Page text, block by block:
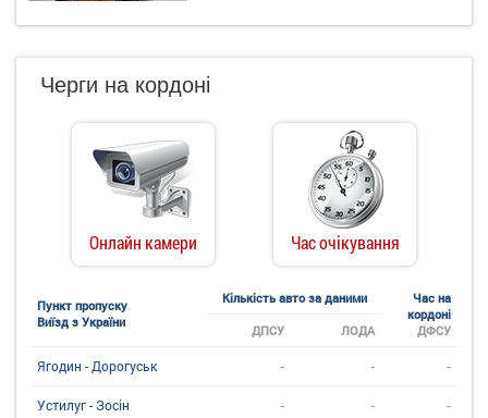
Черги на кордоні
Онлайн камери Час очікування
Пункт пропуску
Виїзд з України
Кількість авто за даними
Час на
кордоні
ДФСУ
ДПСУ ЛОДА
Ягодин - Дорогуськ - - -
Устилуг - Зосін - - -